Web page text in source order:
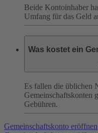
Beide Kontoinhaber
Umfang für das Geld
Was kostet ein
Es fallen die üblichen
Gemeinschaftskonten
Gebühren.
Gemeinschaftskonto eröffnen